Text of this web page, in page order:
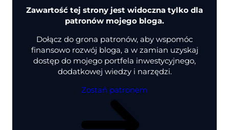
Zawartość tej strony jest widoczna tylko dla
patronów mojego bloga.
Dołącz do grona patronów, aby wspomóc
finansowo rozwój bloga, a w zamian uzyskaj
dostęp do mojego portfela inwestycyjnego,
dodatkowej wiedzy i narzędzi.
Zostań patronem